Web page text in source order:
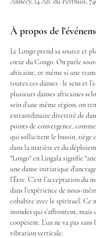
À propos de
Le Longo prend sa source et
cœur du Congo. On parle
africaine, or même si une
toutes ces danses : le sens et
plusieurs danses africaines
sein d’une même région, on
extraordinaire diversité de
points de convergence,
qui sollicitent le bassin, siège
dans la matière et du
"Longo" en Lingala signifie
une danse initiatique
l’Être. C’est l’acceptation du
dans l’expérience de nous-
cohabite avec le spirituel. Ce
mondes qui s’affrontent, mais
coopèrent. L’un ne va pas sans
vibration verticale.